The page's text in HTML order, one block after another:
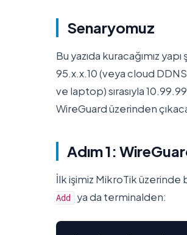
Senaryomuz
Bu yazıda kuracağımız
95.x.x.10 (veya cloud
ve laptop) sırasıyla
WireGuard üzerinden
Adım 1:
İlk işimiz MikroTik
Add
ya da terminalden: